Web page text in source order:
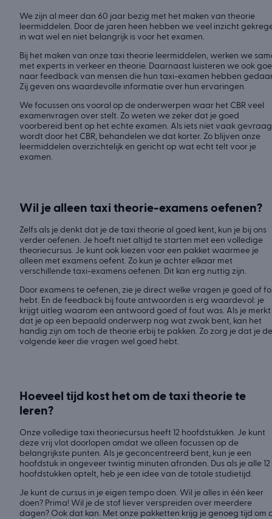
We zijn al meer dan 60 jaar bezig met het maken van theorie
leermiddelen. Door de jaren heen hebben we veel inzicht
in wat wel en niet belangrijk is voor het examen.
Bij het maken van onze taxi theorie leermiddelen, werken we
met experts in verkeer en theorie. Daarnaast luisteren we ook
naar feedback van mensen die hun taxi-examen hebben
Zij geven ons waardevolle informatie over hun ervaringen.
We focussen ons vooral op de onderwerpen waar het CBR veel
examenvragen over stelt. Zo weten we zeker dat je goed
voorbereid bent op het echte examen. Als iets niet vaak
wordt door het CBR, behandelen we dat korter. Zo blijven onze
leermiddelen overzichtelijk en gericht op wat echt telt voor je
examen.
Wil je alleen taxi theorie-examens oefenen?
Zelfs als je denkt dat je de taxi theorie al goed kent, kun je bij ons
verder oefenen. Je hoeft niet altijd te starten met een volledige
theoriecursus. Je kunt ook kiezen voor een pakket waarmee je
alleen met examens oefent. Zo kun je achter elkaar met
verschillende taxi-examens oefenen. Dit kan erg nuttig zijn.
Door examens te oefenen, zie je direct welke vragen je goed of
hebt. En de feedback bij foute antwoorden is erg waardevol: je
krijgt uitleg waarom een antwoord goed of fout was. Als je merkt
dat je op een bepaald onderwerp nog wat zwak bent, kan het
handig zijn om toch de theorie erbij te pakken. Zo zorg je dat je de
volgende keer die vragen wel goed hebt.
Hoeveel tijd kost het om de taxi theorie te
leren?
Onze volledige taxi theoriecursus heeft 12 hoofdstukken. Je kunt
deze vrij vlot doorlopen omdat we alleen focussen op de
belangrijkste punten. Als je geconcentreerd bent, kun je een
hoofdstuk in ongeveer twintig minuten afronden. Dus als je alle 12
hoofdstukken optelt, heb je een idee van de totale studietijd.
Je kunt de cursus in je eigen tempo doen. Wil je alles in één keer
doen? Prima! Wil je de stof liever verspreiden over meerdere
dagen? Ook dat kan. Met onze pakketten krijg je genoeg tijd om